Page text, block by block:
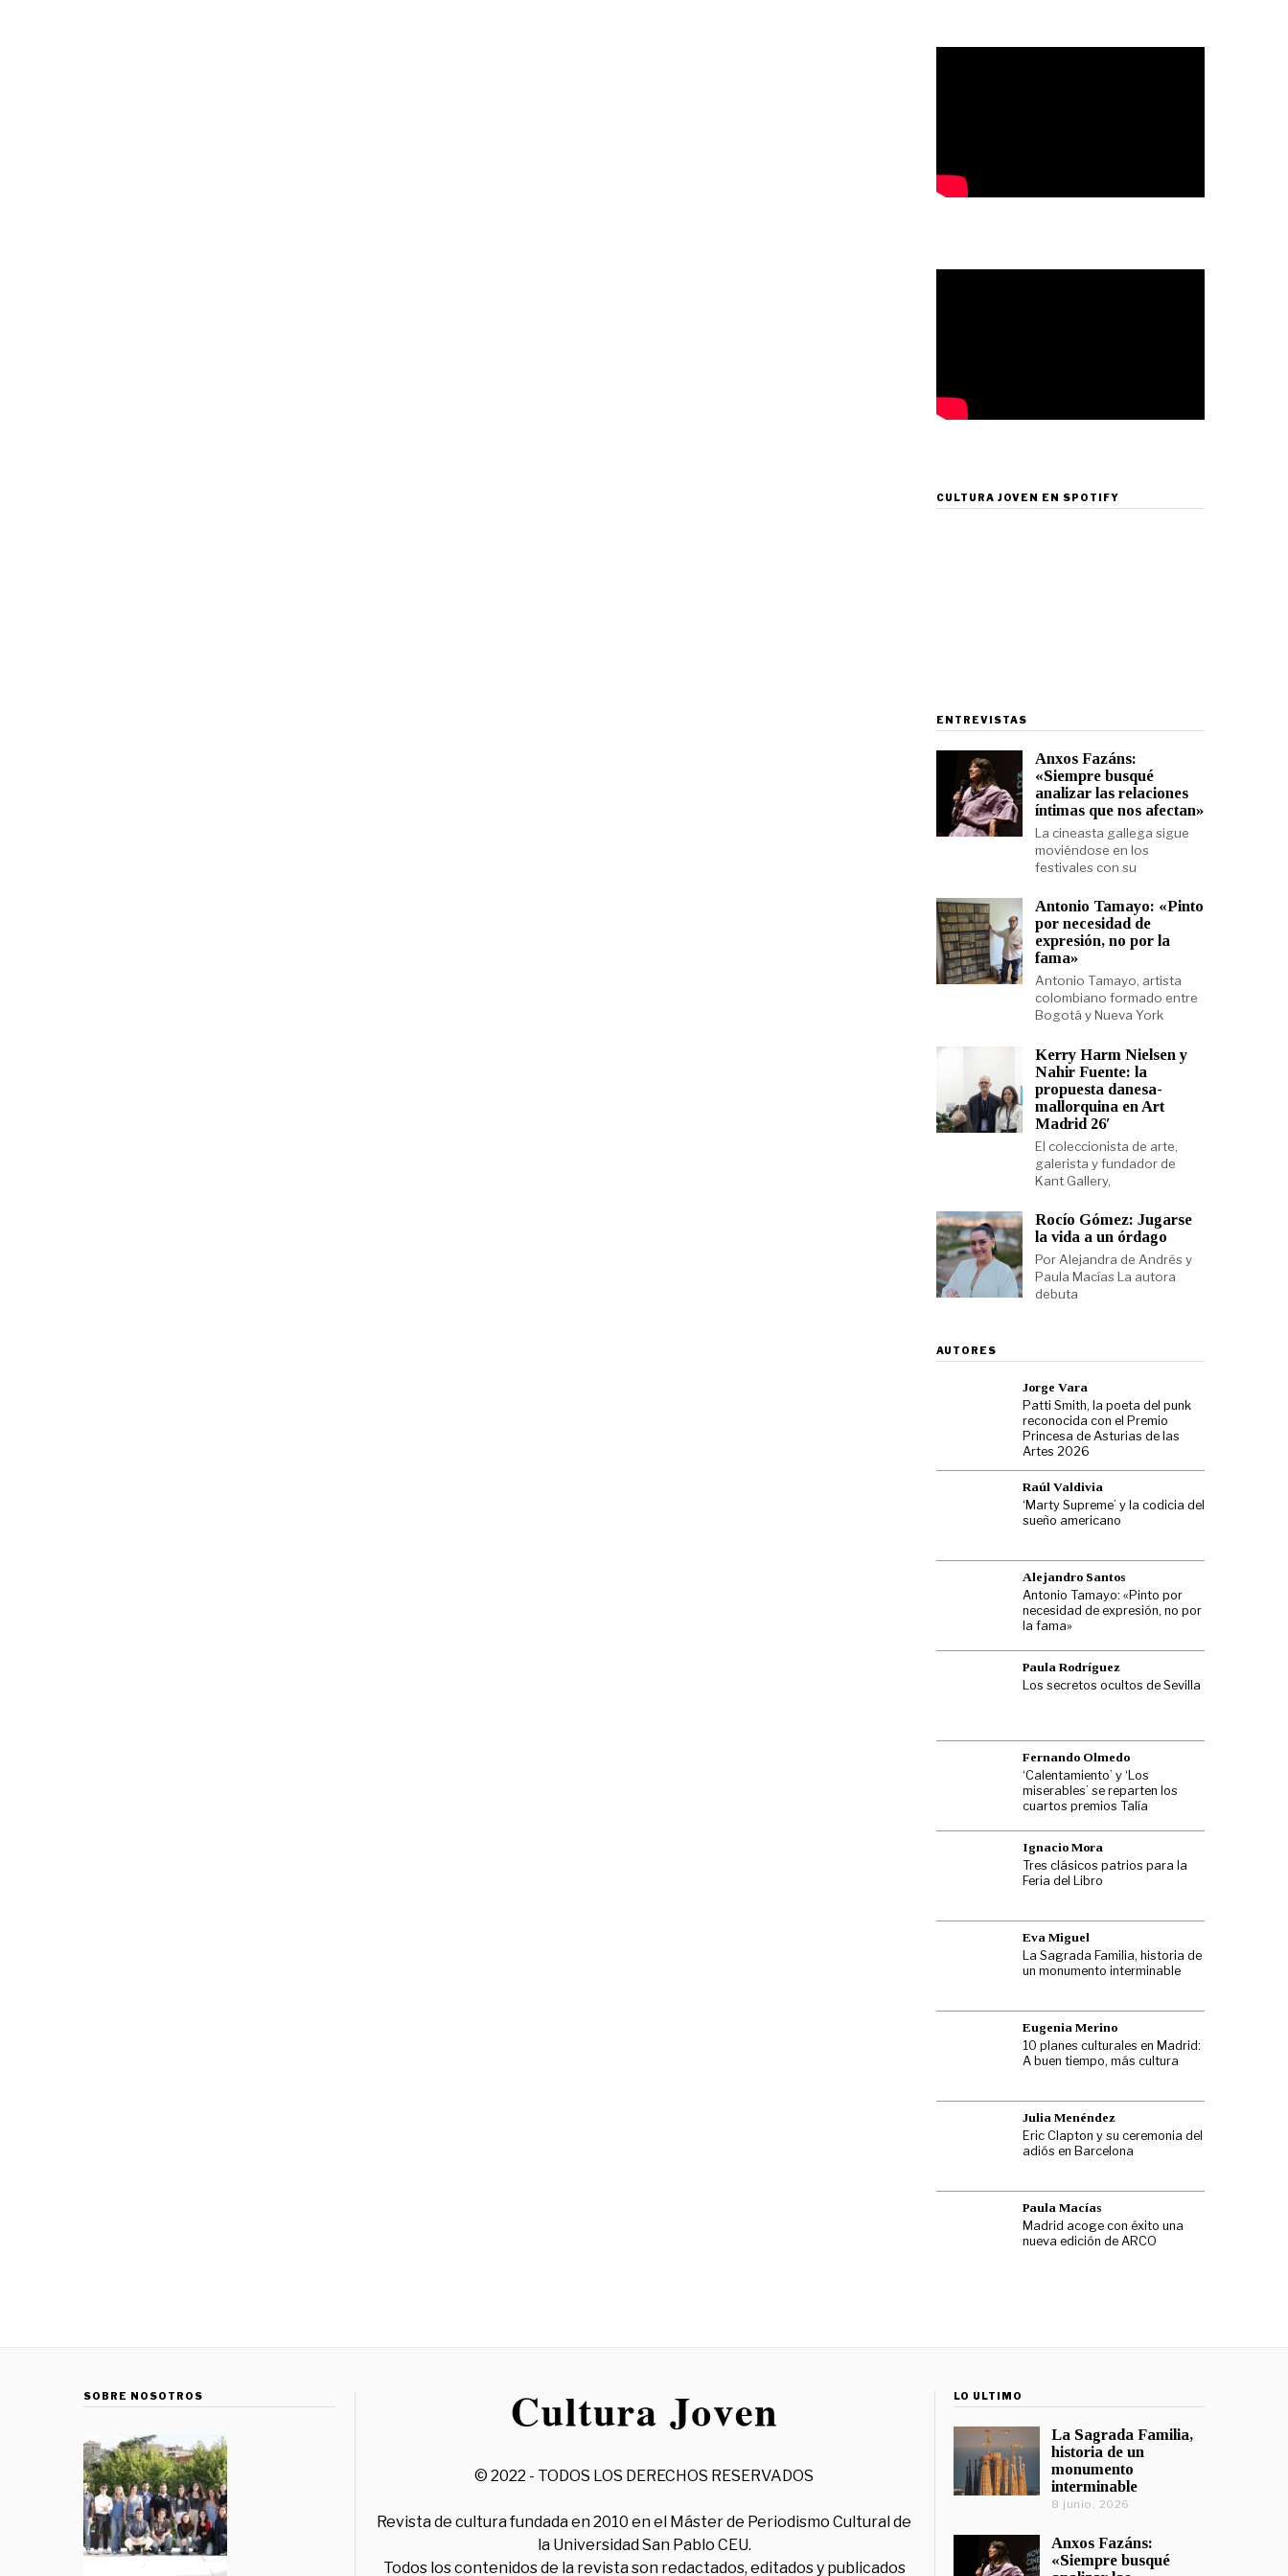
CULTURA JOVEN EN SPOTIFY
ENTREVISTAS
Anxos Fazáns:
«Siempre busqué
analizar las relaciones
íntimas que nos afectan»
La cineasta gallega sigue
moviéndose en los
festivales con su
Antonio Tamayo: «Pinto
por necesidad de
expresión, no por la
fama»
Antonio Tamayo, artista
colombiano formado entre
Bogotá y Nueva York
Kerry Harm Nielsen y
Nahir Fuente: la
propuesta danesa-
mallorquina en Art
Madrid 26′
El coleccionista de arte,
galerista y fundador de
Kant Gallery,
Rocío Gómez: Jugarse
la vida a un órdago
Por Alejandra de Andrés y
Paula Macías La autora
debuta
AUTORES
Jorge Vara
Patti Smith, la poeta del punk
reconocida con el Premio
Princesa de Asturias de las
Artes 2026
Raúl Valdivia
‘Marty Supreme’ y la codicia del
sueño americano
Alejandro Santos
Antonio Tamayo: «Pinto por
necesidad de expresión, no por
la fama»
Paula Rodríguez
Los secretos ocultos de Sevilla
Fernando Olmedo
‘Calentamiento’ y ‘Los
miserables’ se reparten los
cuartos premios Talía
Ignacio Mora
Tres clásicos patrios para la
Feria del Libro
Eva Miguel
La Sagrada Familia, historia de
un monumento interminable
Eugenia Merino
10 planes culturales en Madrid:
A buen tiempo, más cultura
Julia Menéndez
Eric Clapton y su ceremonia del
adiós en Barcelona
Paula Macías
Madrid acoge con éxito una
nueva edición de ARCO
SOBRE NOSOTROS
© 2022 - TODOS LOS DERECHOS RESERVADOS
Revista de cultura fundada en 2010 en el Máster de Periodismo Cultural de
la Universidad San Pablo CEU.
Todos los contenidos de la revista son redactados, editados y publicados
LO ÚLTIMO
La Sagrada Familia,
historia de un
monumento
interminable
8 junio, 2026
Anxos Fazáns:
«Siempre busqué